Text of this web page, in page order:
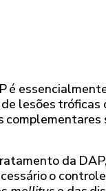
é
de lesões
complementares
da
o